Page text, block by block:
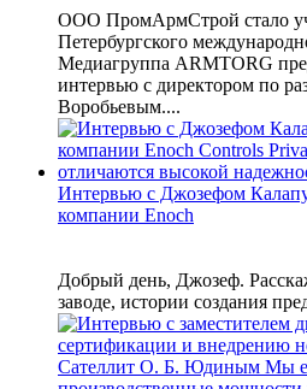
ООО ПромАрмСтрой стало
Петербургского
Медиагруппа ARMTORG
интервью с директором по
Воробьевым....
Интервью с Джозефом
компании Enoch
Добрый день, Джозеф.
заводе, истории создания